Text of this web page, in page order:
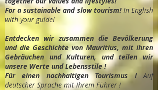
For a sustainable and slow tourism!In English
with your guide!
Entdecken wir zusammen die Bevölkerung
und die Geschichte von Mauritius, mit ihren
Gebräuchen und Kulturen, und teilen wir
unsere Werte und Lebensstile !
Für einen nachhaltigen Tourismus !Auf
deutscher Sprache mit Ihrem Führer !